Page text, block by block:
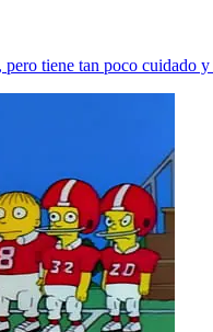
tiene tan poco cuidado